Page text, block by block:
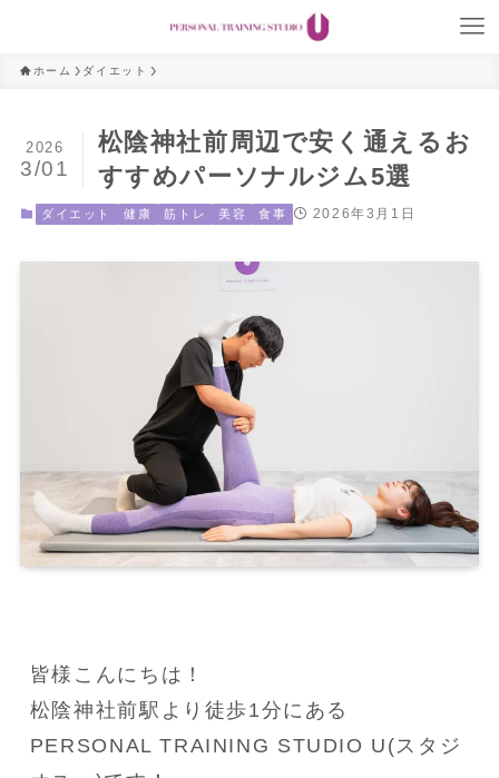
ホーム ダイエット
松陰神社前周辺で安く通えるお
すすめパーソナルジム5選
2026
3/01
ダイエット 健康 筋トレ 美容 食事 2026年3月1日
皆様こんにちは！
松陰神社前駅より徒歩1分にある
PERSONAL TRAINING STUDIO U(スタジ